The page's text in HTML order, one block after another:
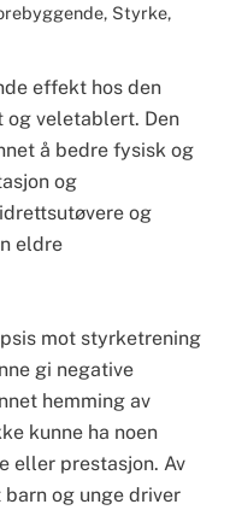
, Styrke,
effekt hos den
og veletablert. Den
å bedre fysisk og
og
og
eldre
mot styrketrening
gi negative
hemming av
kunne ha noen
eller prestasjon. Av
og unge driver